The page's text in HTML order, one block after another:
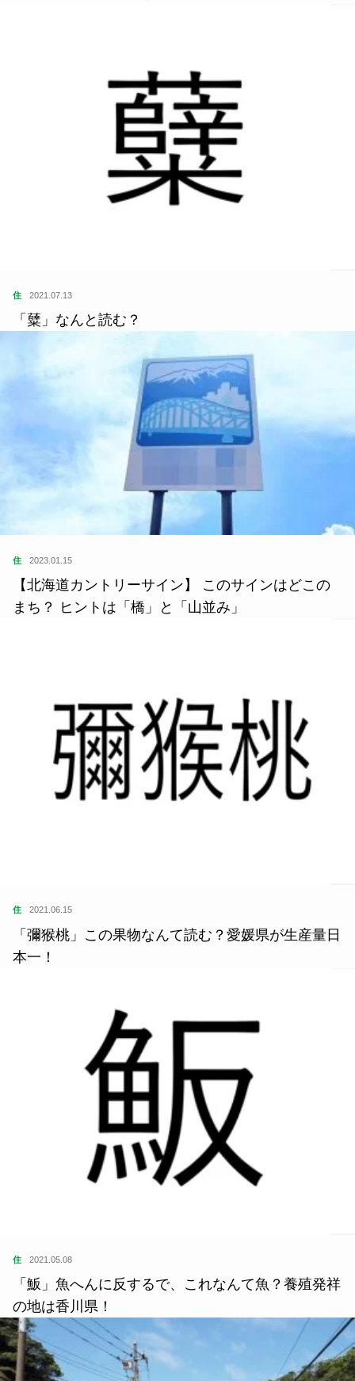
住 2021.07.13
「糵」なんと読む？
住 2023.01.15
【北海道カントリーサイン】 このサインはどこの
まち？ ヒントは「橋」と「山並み」
住 2021.06.15
「彌猴桃」この果物なんて読む？愛媛県が生産量日
本一！
住 2021.05.08
「魬」魚へんに反するで、これなんて魚？養殖発祥
の地は香川県！